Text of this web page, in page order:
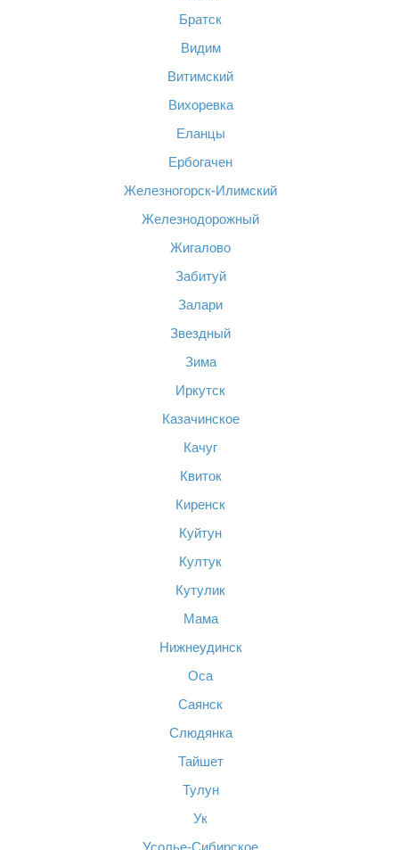
Братск
Видим
Витимский
Вихоревка
Еланцы
Ербогачен
Железногорск-Илимский
Железнодорожный
Жигалово
Забитуй
Залари
Звездный
Зима
Иркутск
Казачинское
Качуг
Квиток
Киренск
Куйтун
Култук
Кутулик
Мама
Нижнеудинск
Оса
Саянск
Слюдянка
Тайшет
Тулун
Ук
Усолье-Сибирское